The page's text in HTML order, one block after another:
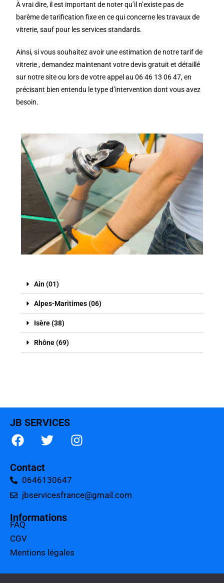
À vrai dire, il est important de noter qu’il n’existe pas de
barème de tarification fixe en ce qui concerne les travaux de
vitrerie, sauf pour les services standards.
Ainsi, si vous souhaitez avoir une estimation de notre tarif de
vitrerie , demandez maintenant votre devis gratuit et détaillé
sur notre site ou lors de votre appel au 06 46 13 06 47, en
précisant bien entendu le type d’intervention dont vous avez
besoin.
Ain (01)
Alpes-Maritimes (06)
Isère (38)
Rhône (69)
JB SERVICES
Contact
0646130647
jbservicesfrance@gmail.com
Informations
FAQ
CGV
Mentions légales